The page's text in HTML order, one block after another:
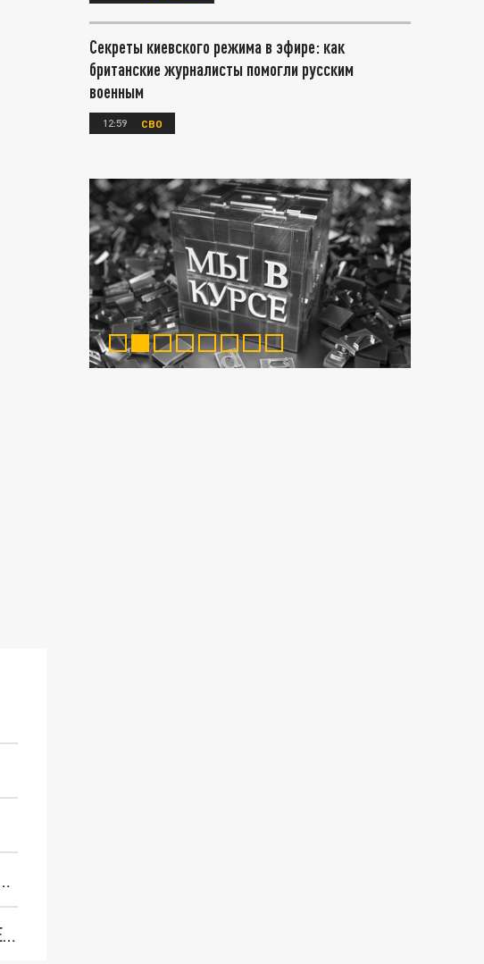
ЗА СВО ОСТАНОВИЛИ ПОСТАВКИ ОРУЖИЯ. ВСУ ТЕРЯЮТ ПРИГРАНИЧЬЕ?
ТРИ ГЛАВНЫХ ИНСАЙДА ОБ СВО. ОТМЕНА МОБИЛИЗАЦИИ И ВОЗВРАЩЕНИЕ "ГЕНЕРАЛА АРМАГЕДДОНА"? ОТЛИЧНЫЕ НОВОСТИ, КОТОРЫЕ ЖДАЛИ ВСЕ
Секреты киевского режима в эфире: как
британские журналисты помогли русским
военным
12:59 СВО